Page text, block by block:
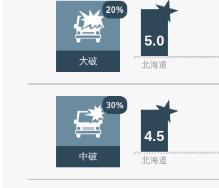
20%
大破
5.0
北海道
30%
中破
4.5
北海道